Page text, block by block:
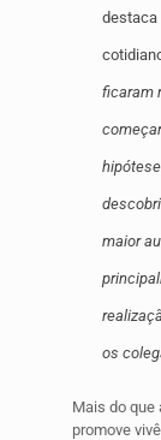
destaca
ficaram
maior
os
Mais do
promove